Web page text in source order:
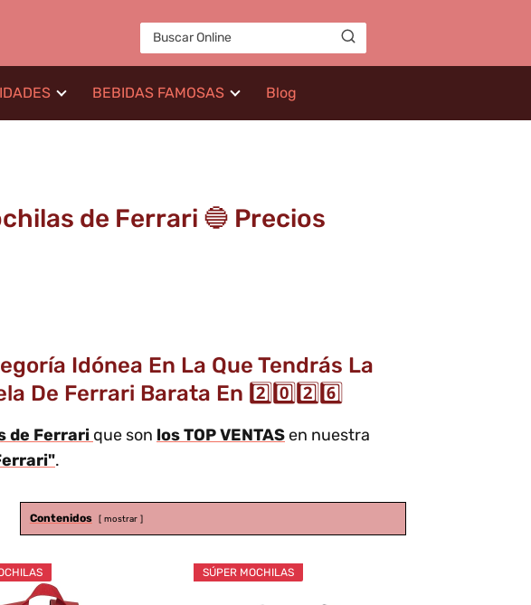
BEBIDAS FAMOSAS Blog
de Ferrari 🔵 Precios
Idónea En La Que Tendrás La
De Ferrari Barata En 2️⃣0️⃣2️⃣6️⃣
de Ferrari que son los TOP VENTASen nuestra
.
Contenidos mostrar
SÚPER MOCHILAS